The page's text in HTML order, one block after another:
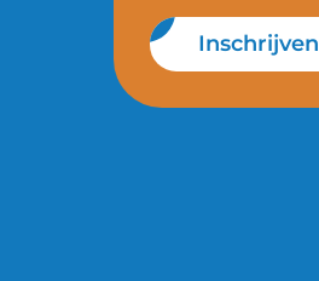
Inschrijven